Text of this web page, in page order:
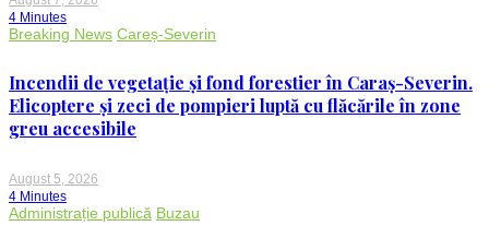
4 Minutes
Breaking News Careș-Severin
Incendii de vegetație și fond forestier în Caraș-Severin.
Elicoptere și zeci de pompieri luptă cu flăcările în zone
greu accesibile
August 5, 2026
4 Minutes
Administrație publică Buzau